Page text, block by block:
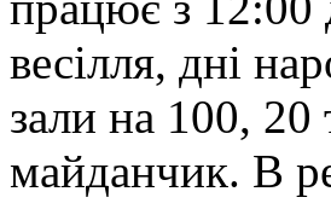
весілля, дні
зали на 100, 20
майданчик. В